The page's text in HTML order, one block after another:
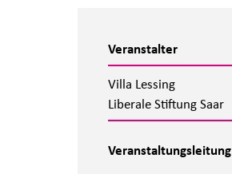
Veranstalter
Villa Lessing
Liberale Stiftung Saar
Veranstaltungsleitung